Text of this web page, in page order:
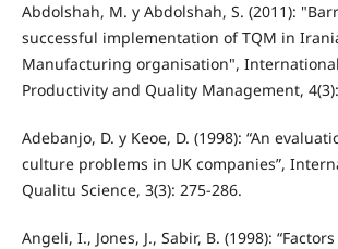
Abdolshah, M. y Abdolshah, S. (2011):
successful implementation of TQM in
Manufacturing organisation",
Productivity and Quality Management,
Adebanjo, D. y Keoe, D. (1998): “An
culture problems in UK companies”,
Qualitu Science, 3(3): 275-286.
Angeli, I., Jones, J., Sabir, B. (1998):